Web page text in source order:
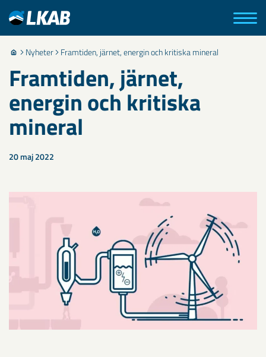
Nyheter Framtiden, järnet, energin och kritiska mineral
Framtiden, järnet,
energin och kritiska
mineral
20 maj 2022